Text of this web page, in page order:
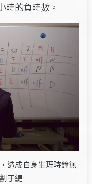
時的負時數。
造成自身生理時鐘無
于緁